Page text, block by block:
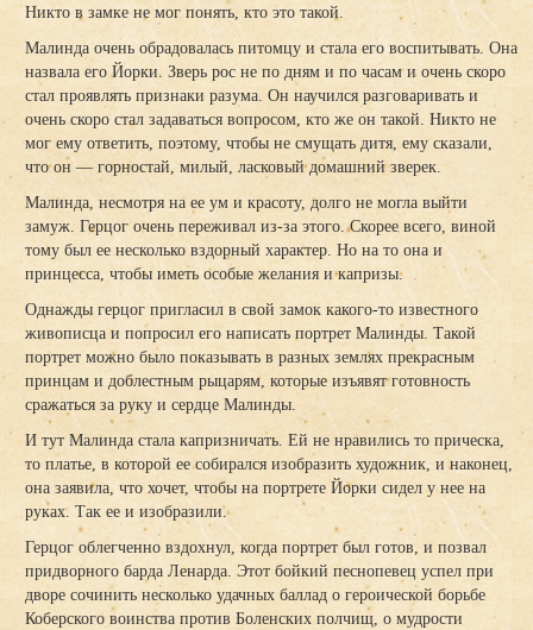
Никто в замке не мог понять, кто это такой.
Малинда очень обрадовалась питомцу и стала его воспитывать. Она
назвала его Йорки. Зверь рос не по дням и по часам и очень скоро
стал проявлять признаки разума. Он научился разговаривать и
очень скоро стал задаваться вопросом, кто же он такой. Никто не
мог ему ответить, поэтому, чтобы не смущать дитя, ему сказали,
что он — горностай, милый, ласковый домашний зверек.
Малинда, несмотря на ее ум и красоту, долго не могла выйти
замуж. Герцог очень переживал из-за этого. Скорее всего, виной
тому был ее несколько вздорный характер. Но на то она и
принцесса, чтобы иметь особые желания и капризы.
Однажды герцог пригласил в свой замок какого-то известного
живописца и попросил его написать портрет Малинды. Такой
портрет можно было показывать в разных землях прекрасным
принцам и доблестным рыцарям, которые изъявят готовность
сражаться за руку и сердце Малинды.
И тут Малинда стала капризничать. Ей не нравились то прическа,
то платье, в которой ее собирался изобразить художник, и наконец,
она заявила, что хочет, чтобы на портрете Йорки сидел у нее на
руках. Так ее и изобразили.
Герцог облегченно вздохнул, когда портрет был готов, и позвал
придворного барда Ленарда. Этот бойкий песнопевец успел при
дворе сочинить несколько удачных баллад о героической борьбе
Коберского воинства против Боленских полчищ, о мудрости